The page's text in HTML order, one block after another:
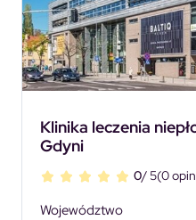
Klinika leczenia
Gdyni
0/ 5(0
Województwo